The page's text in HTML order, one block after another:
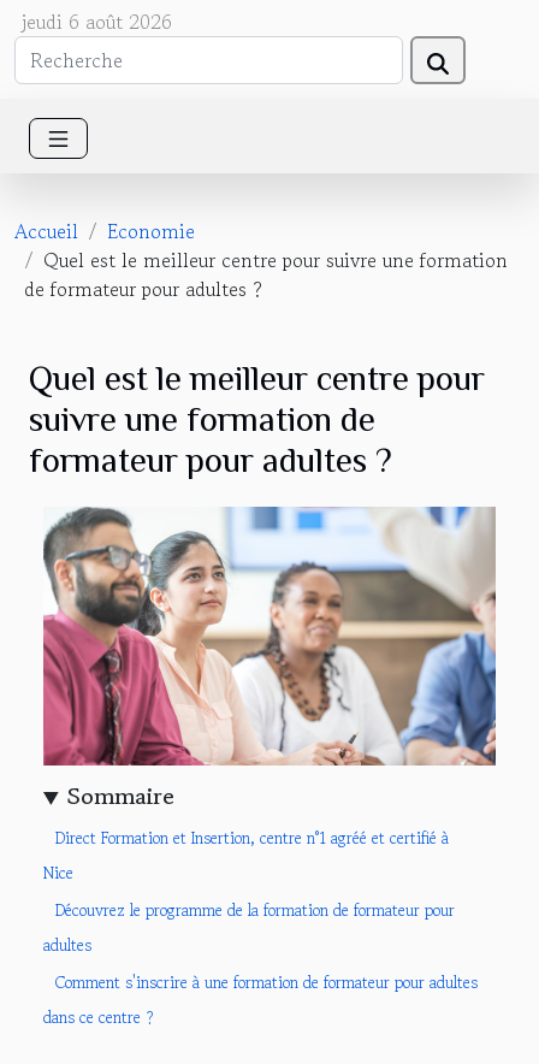
jeudi 6 août 2026
Accueil
Economie
Quel est le meilleur centre pour suivre une formation
de formateur pour adultes ?
Quel est le meilleur centre pour
suivre une formation de
formateur pour adultes ?
Sommaire
Direct Formation et Insertion, centre n°1 agréé et certifié à
Nice
Découvrez le programme de la formation de formateur pour
adultes
Comment s'inscrire à une formation de formateur pour adultes
dans ce centre ?